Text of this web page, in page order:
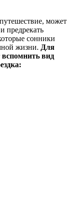
может
предрекать
сонники
жизни. Для
вспомнить вид